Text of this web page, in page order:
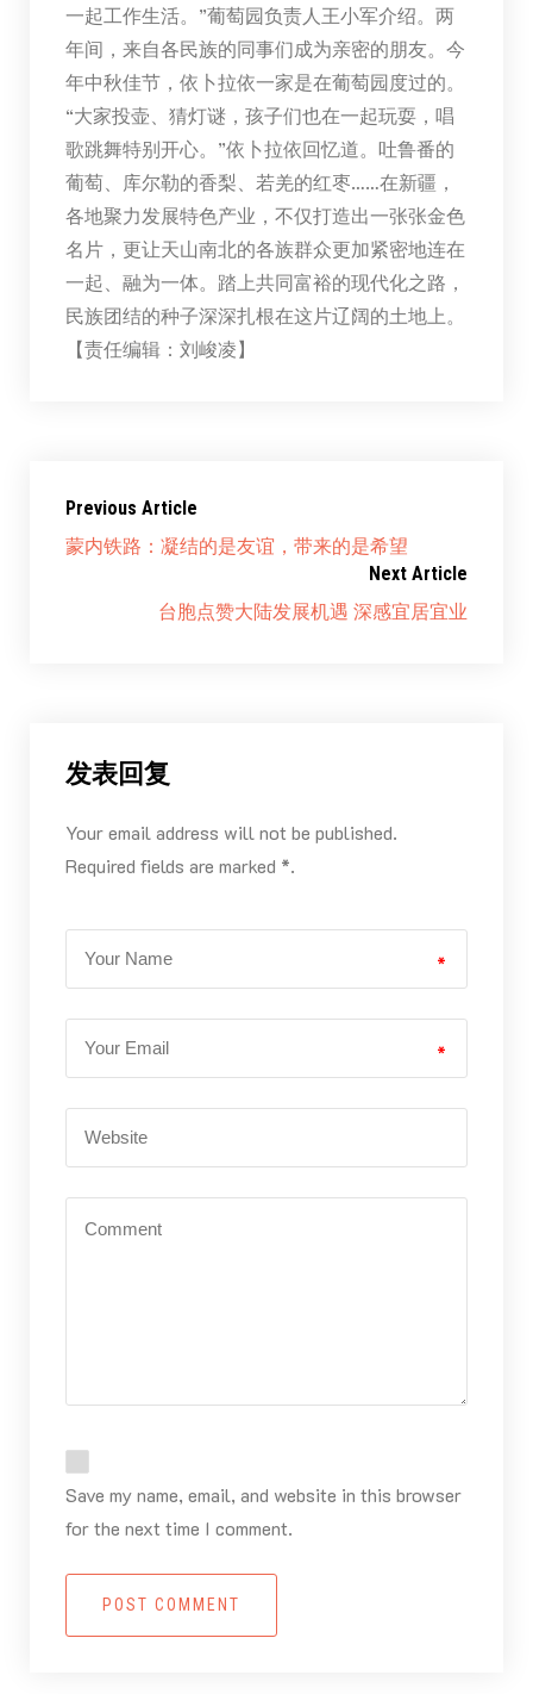
一起工作生活。”葡萄园负责人王小军介绍。两
年间，来自各民族的同事们成为亲密的朋友。今
年中秋佳节，依卜拉依一家是在葡萄园度过的。
“大家投壶、猜灯谜，孩子们也在一起玩耍，唱
歌跳舞特别开心。”依卜拉依回忆道。吐鲁番的
葡萄、库尔勒的香梨、若羌的红枣……在新疆，
各地聚力发展特色产业，不仅打造出一张张金色
名片，更让天山南北的各族群众更加紧密地连在
一起、融为一体。踏上共同富裕的现代化之路，
民族团结的种子深深扎根在这片辽阔的土地上。
【责任编辑：刘峻凌】
Previous Article
蒙内铁路：凝结的是友谊，带来的是希望
Next Article
台胞点赞大陆发展机遇 深感宜居宜业
发表回复
Your email address will not be published.
Required fields are marked *.
*
*
Save my name, email, and website in this browser
for the next time I comment.
POST COMMENT